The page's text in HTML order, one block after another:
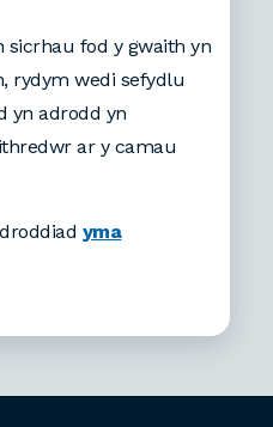
sicrhau fod y gwaith yn
rydym wedi sefydlu
yn adrodd yn
ar y camau
yma